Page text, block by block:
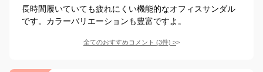
長時間履いていても疲れにくい機能的なオフィスサンダル
です。カラーバリエーションも豊富ですよ。
全てのおすすめコメント (3件) >